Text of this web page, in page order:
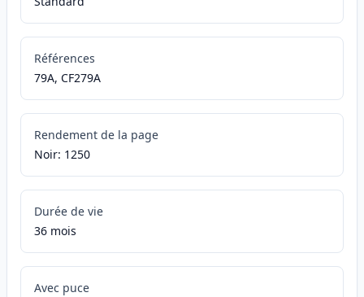
Références
79A, CF279A
Rendement de la page
Noir: 1250
Durée de vie
36 mois
Avec puce